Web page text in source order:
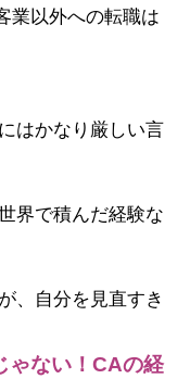
業以外への転職は
はかなり厳しい言
界で積んだ経験な
、自分を見直すき
ゃない！CAの経